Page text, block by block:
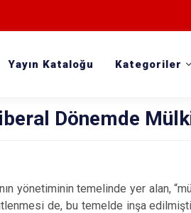
Yayın Kataloğu Kategoriler
Dönemde
yönetiminin temelinde yer alan,
de, bu temelde inşa